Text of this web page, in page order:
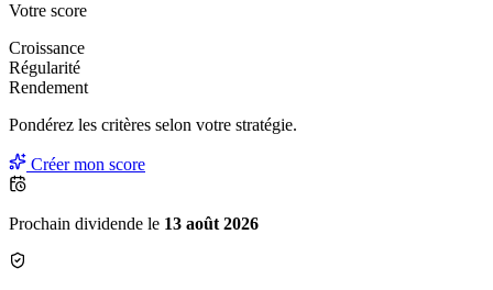
Votre score
Croissance
Régularité
Rendement
Pondérez les critères selon votre stratégie.
Créer mon score
Prochain dividende le 13 août 2026